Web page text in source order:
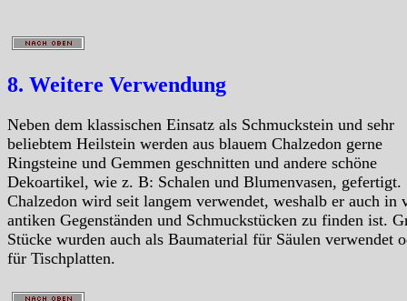
8. Weitere Verwendung
Neben dem klassischen Einsatz als Schmuckstein und sehr
beliebtem Heilstein werden aus blauem Chalzedon gerne
Ringsteine und Gemmen geschnitten und andere schöne
Dekoartikel, wie z. B: Schalen und Blumenvasen, gefertigt.
Chalzedon wird seit langem verwendet, weshalb er auch in
antiken Gegenständen und Schmuckstücken zu finden ist.
Stücke wurden auch als Baumaterial für Säulen verwendet
für Tischplatten.